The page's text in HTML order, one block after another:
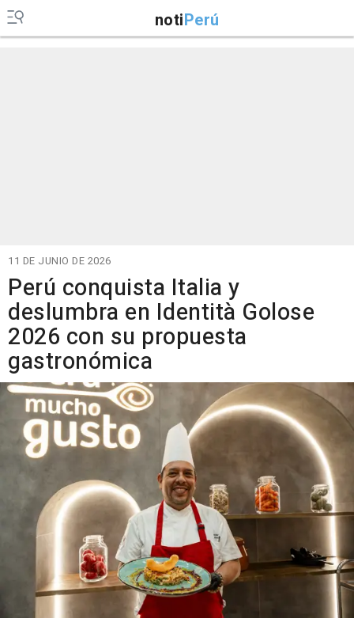
notiPerú
11 DE JUNIO DE 2026
Perú conquista Italia y
deslumbra en Identità Golose
2026 con su propuesta
gastronómica